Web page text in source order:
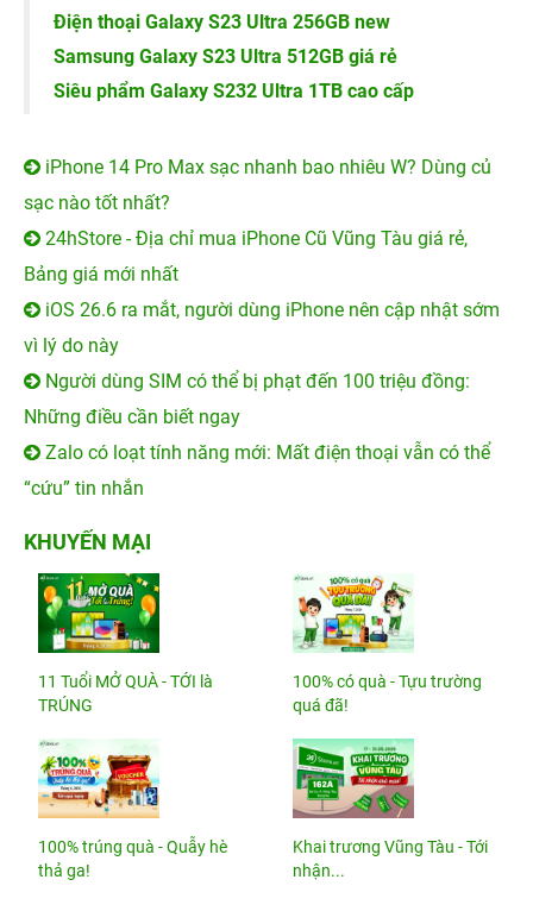
Điện thoại Galaxy S23 Ultra 256GB new
Samsung Galaxy S23 Ultra 512GB giá rẻ
Siêu phẩm Galaxy S232 Ultra 1TB cao cấp
iPhone 14 Pro Max sạc nhanh bao nhiêu W? Dùng củ
sạc nào tốt nhất?
24hStore - Địa chỉ mua iPhone Cũ Vũng Tàu giá rẻ,
Bảng giá mới nhất
iOS 26.6 ra mắt, người dùng iPhone nên cập nhật sớm
vì lý do này
Người dùng SIM có thể bị phạt đến 100 triệu đồng:
Những điều cần biết ngay
Zalo có loạt tính năng mới: Mất điện thoại vẫn có thể
“cứu” tin nhắn
KHUYẾN MẠI
11 Tuổi MỞ QUÀ - TỚI là
TRÚNG
100% có quà - Tựu trường
quá đã!
100% trúng quà - Quẫy hè
thả ga!
Khai trương Vũng Tàu - Tới
nhận...